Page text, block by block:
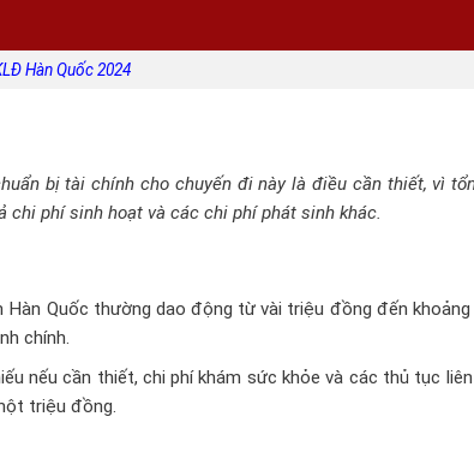
Hàn Quốc 2024
bị tài chính cho chuyến đi này là điều cần thiết, vì
chi phí sinh hoạt và các chi phí phát sinh khác.
Hàn Quốc thường dao động từ vài triệu đồng đến
chính.
nếu cần thiết, chi phí khám sức khỏe và các thủ tục liên
triệu đồng.